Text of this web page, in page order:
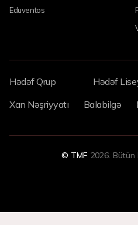
Eduventos
Hədəf Qrup Hədəf
Xan Nəşriyyatı
Balabilgə
© TMF 2026. Bütün